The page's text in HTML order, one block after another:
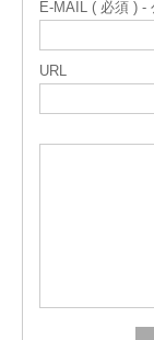
E-MAIL ( 必須 ) -
URL